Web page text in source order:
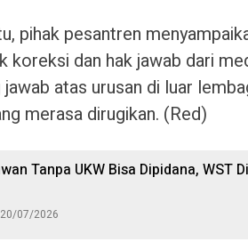
pihak pesantren
koreksi dan hak jawab dari
atas urusan di luar
merasa dirugikan. (Red)
Tanpa UKW Bisa Dipidana, WST
20/07/2026